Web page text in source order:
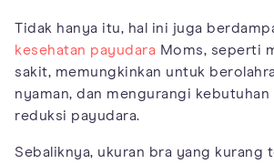
Tidak hanya itu, hal ini juga
kesehatan payudara Moms, seperti
sakit, memungkinkan untuk
nyaman, dan mengurangi
reduksi payudara.
Sebaliknya, ukuran bra yang kurang